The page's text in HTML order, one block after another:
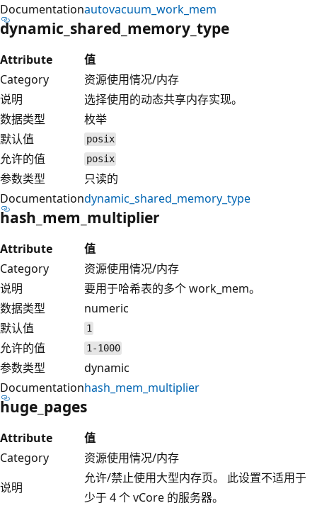
Documentationautovacuum_work_mem
dynamic_shared_memory_type
Attribute
值
Category
资源使用情况/内存
说明
选择使用的动态共享内存实现。
数据类型
枚举
默认值
posix
允许的值 posix
参数类型
只读的
Documentationdynamic_shared_memory_type
hash_mem_multiplier
Attribute
值
Category
资源使用情况/内存
说明
要用于哈希表的多个 work_mem。
数据类型
numeric
默认值
1
允许的值 1-1000
参数类型
dynamic
Documentationhash_mem_multiplier
huge_pages
Attribute
值
Category
资源使用情况/内存
说明
允许/禁止使用大型内存页。 此设置不适用于
少于 4 个 vCore 的服务器。